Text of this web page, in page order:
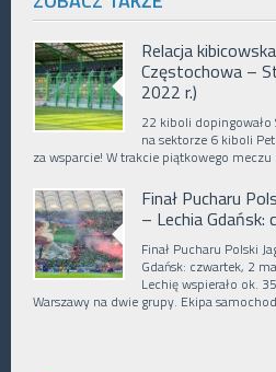
Relacja
Częstochowa –
2022 r.)
22 kiboli
na sektorze 6 kiboli
za wsparcie! W trakcie piątkowego
Finał Pucharu
– Lechia
Finał Pucharu Polski
Gdańsk: czwartek, 2
Lechię wspierało ok.
Warszawy na dwie grupy. Ekipa